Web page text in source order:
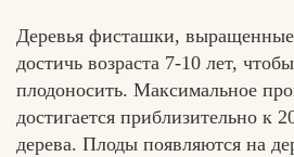
Деревья фисташки,
достичь возраста 7-10 лет,
плодоносить. Максимальное
достигается приблизительно к
дерева. Плоды появляются на